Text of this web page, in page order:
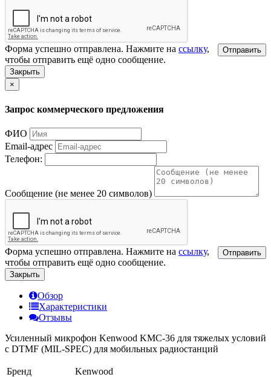
Отправить
Форма успешно отправлена. Нажмите на ссылку,
чтобы отправить ещё одно сообщение.
Закрыть
×
Запрос коммерческого предложения
ФИО
Email-адрес
Телефон:
Сообщение (не менее 20 символов)
Отправить
Форма успешно отправлена. Нажмите на ссылку,
чтобы отправить ещё одно сообщение.
Закрыть
Обзор
Характеристики
Отзывы
Усиленный микрофон Kenwood KMC-36 для тяжелых условий
с DTMF (MIL-SPEC) для мобильных радиостанций
Бренд
Kenwood